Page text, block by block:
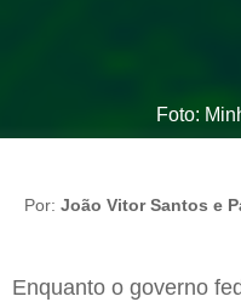
Foto:
Por: João Vitor Santos e
Enquanto o governo